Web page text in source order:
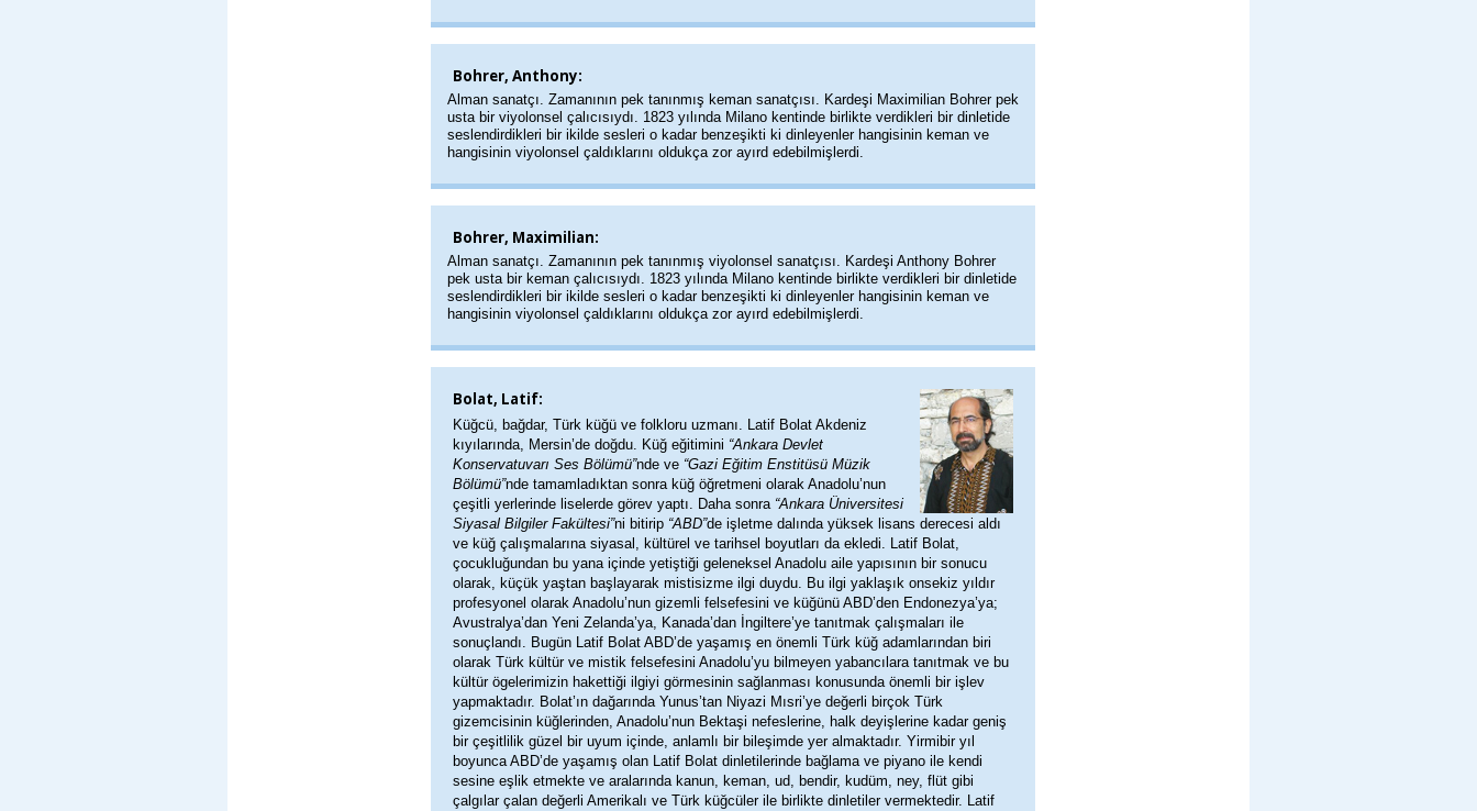
Bohrer, Anthony:
Alman sanatçı. Zamanının pek tanınmış keman sanatçısı. Kardeşi Maximilian Bohrer pek
usta bir viyolonsel çalıcısıydı. 1823 yılında Milano kentinde birlikte verdikleri bir dinletide
seslendirdikleri bir ikilde sesleri o kadar benzeşikti ki dinleyenler hangisinin keman ve
hangisinin viyolonsel çaldıklarını oldukça zor ayırd edebilmişlerdi.
Bohrer, Maximilian:
Alman sanatçı. Zamanının pek tanınmış viyolonsel sanatçısı. Kardeşi Anthony Bohrer
pek usta bir keman çalıcısıydı. 1823 yılında Milano kentinde birlikte verdikleri bir dinletide
seslendirdikleri bir ikilde sesleri o kadar benzeşikti ki dinleyenler hangisinin keman ve
hangisinin viyolonsel çaldıklarını oldukça zor ayırd edebilmişlerdi.
Bolat, Latif:
Küğcü, bağdar, Türk küğü ve folkloru uzmanı. Latif Bolat Akdeniz
kıyılarında, Mersin’de doğdu. Küğ eğitimini “Ankara Devlet
Konservatuvarı Ses Bölümü”nde ve “Gazi Eğitim Enstitüsü Müzik
Bölümü”nde tamamladıktan sonra küğ öğretmeni olarak Anadolu’nun
çeşitli yerlerinde liselerde görev yaptı. Daha sonra “Ankara Üniversitesi
Siyasal Bilgiler Fakültesi”ni bitirip “ABD”de işletme dalında yüksek lisans derecesi aldı
ve küğ çalışmalarına siyasal, kültürel ve tarihsel boyutları da ekledi. Latif Bolat,
çocukluğundan bu yana içinde yetiştiği geleneksel Anadolu aile yapısının bir sonucu
olarak, küçük yaştan başlayarak mistisizme ilgi duydu. Bu ilgi yaklaşık onsekiz yıldır
profesyonel olarak Anadolu’nun gizemli felsefesini ve küğünü ABD’den Endonezya’ya;
Avustralya’dan Yeni Zelanda’ya, Kanada’dan İngiltere’ye tanıtmak çalışmaları ile
sonuçlandı. Bugün Latif Bolat ABD’de yaşamış en önemli Türk küğ adamlarından biri
olarak Türk kültür ve mistik felsefesini Anadolu’yu bilmeyen yabancılara tanıtmak ve bu
kültür ögelerimizin hakettiği ilgiyi görmesinin sağlanması konusunda önemli bir işlev
yapmaktadır. Bolat’ın dağarında Yunus’tan Niyazi Mısri’ye değerli birçok Türk
gizemcisinin küğlerinden, Anadolu’nun Bektaşi nefeslerine, halk deyişlerine kadar geniş
bir çeşitlilik güzel bir uyum içinde, anlamlı bir bileşimde yer almaktadır. Yirmibir yıl
boyunca ABD’de yaşamış olan Latif Bolat dinletilerinde bağlama ve piyano ile kendi
sesine eşlik etmekte ve aralarında kanun, keman, ud, bendir, kudüm, ney, flüt gibi
çalgılar çalan değerli Amerikalı ve Türk küğcüler ile birlikte dinletiler vermektedir. Latif